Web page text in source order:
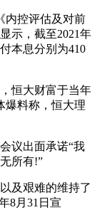
控评估及对前
示，截至2021年
本息分别为410
恒大财富于当年
爆料称，恒大理
议出面承诺“我
所有!”
及艰难的维持了
8月31日宣